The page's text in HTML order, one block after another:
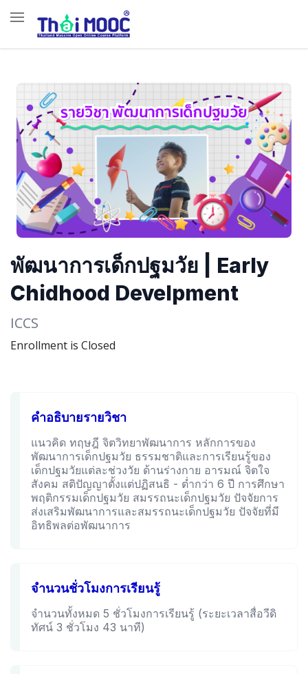
พัฒนาการเด็กปฐมวัย | Early
Chidhood Develpment
ICCS
Enrollment is Closed
คำอธิบายรายวิชา
แนวคิด ทฤษฎี จิตวิทยาพัฒนาการ หลักการของ
พัฒนาการเด็กปฐมวัย ธรรมชาติและการเรียนรู้ของ
เด็กปฐมวัยแต่ละช่วงวัย ด้านร่างกาย อารมณ์ จิตใจ
สังคม สติปัญญาตั้งแต่ปฏิสนธิ - ต่ำกว่า 6 ปี การศึกษา
พฤติกรรมเด็กปฐมวัย สมรรถนะเด็กปฐมวัย ปัจจัยการ
ส่งเสริมพัฒนาการและสมรรถนะเด็กปฐมวัย ปัจจัยที่มี
อิทธิพลต่อพัฒนาการ
จำนวนชั่วโมงการเรียนรู้
จำนวนทั้งหมด 5 ชั่วโมงการเรียนรู้ (ระยะเวลาสื่อวีดิ
ทัศน์ 3 ชั่วโมง 43 นาที)